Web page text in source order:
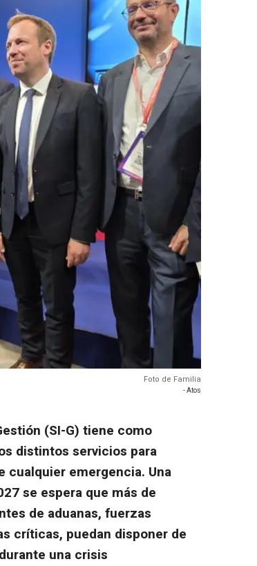
Foto de Familia
- Atos
(SI-G) tiene como
distintos servicios para
cualquier emergencia. Una
se espera que más de
de aduanas, fuerzas
críticas, puedan disponer de
una crisis